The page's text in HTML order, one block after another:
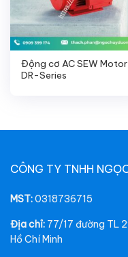
Động cơ AC SEW Motor
DR-Series
CÔNG TY TNHH
MST:0318736715
Địa chỉ: 77/17 đường TL
Hồ Chí Minh